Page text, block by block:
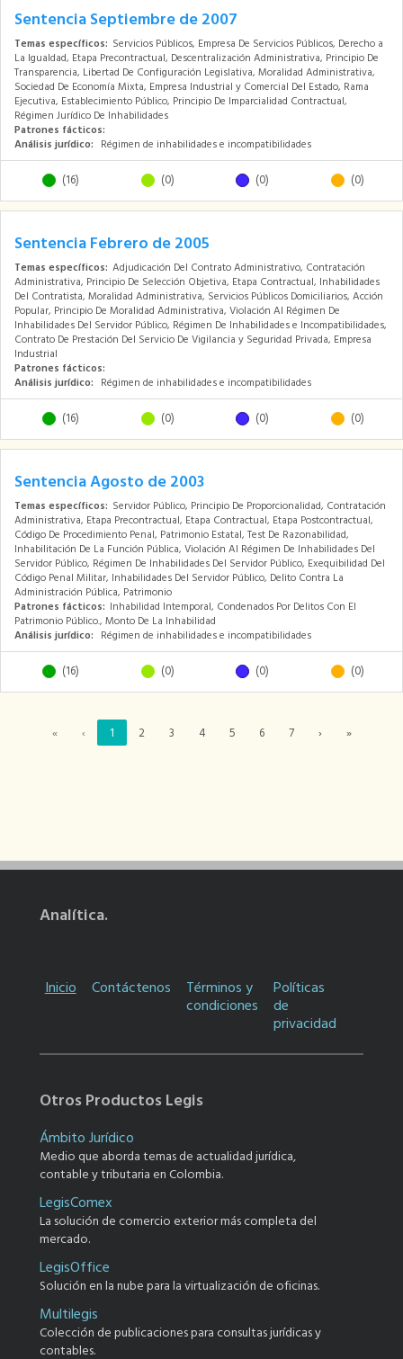
Sentencia Septiembre de 2007
Temas específicos: Servicios Públicos, Empresa De Servicios Públicos, Derecho a
La Igualdad, Etapa Precontractual, Descentralización Administrativa, Principio De
Transparencia, Libertad De Configuración Legislativa, Moralidad Administrativa,
Sociedad De Economía Mixta, Empresa Industrial y Comercial Del Estado, Rama
Ejecutiva, Establecimiento Público, Principio De Imparcialidad Contractual,
Régimen Jurídico De Inhabilidades
Patrones fácticos:
Análisis jurídico: Régimen de inhabilidades e incompatibilidades
(16) (0) (0) (0)
Sentencia Febrero de 2005
Temas específicos: Adjudicación Del Contrato Administrativo, Contratación
Administrativa, Principio De Selección Objetiva, Etapa Contractual, Inhabilidades
Del Contratista, Moralidad Administrativa, Servicios Públicos Domiciliarios, Acción
Popular, Principio De Moralidad Administrativa, Violación Al Régimen De
Inhabilidades Del Servidor Público, Régimen De Inhabilidades e Incompatibilidades,
Contrato De Prestación Del Servicio De Vigilancia y Seguridad Privada, Empresa
Industrial
Patrones fácticos:
Análisis jurídico: Régimen de inhabilidades e incompatibilidades
(16) (0) (0) (0)
Sentencia Agosto de 2003
Temas específicos: Servidor Público, Principio De Proporcionalidad, Contratación
Administrativa, Etapa Precontractual, Etapa Contractual, Etapa Postcontractual,
Código De Procedimiento Penal, Patrimonio Estatal, Test De Razonabilidad,
Inhabilitación De La Función Pública, Violación Al Régimen De Inhabilidades Del
Servidor Público, Régimen De Inhabilidades Del Servidor Público, Exequibilidad Del
Código Penal Militar, Inhabilidades Del Servidor Público, Delito Contra La
Administración Pública, Patrimonio
Patrones fácticos: Inhabilidad Intemporal, Condenados Por Delitos Con El
Patrimonio Público., Monto De La Inhabilidad
Análisis jurídico: Régimen de inhabilidades e incompatibilidades
(16) (0) (0) (0)
« ‹ 1 2 3 4 5 6 7 › »
Analítica.
Inicio Contáctenos
Términos y
condiciones
Políticas
de
privacidad
Otros Productos Legis
Ámbito Jurídico
Medio que aborda temas de actualidad jurídica,
contable y tributaria en Colombia.
LegisComex
La solución de comercio exterior más completa del
mercado.
LegisOffice
Solución en la nube para la virtualización de oficinas.
Multilegis
Colección de publicaciones para consultas jurídicas y
contables.